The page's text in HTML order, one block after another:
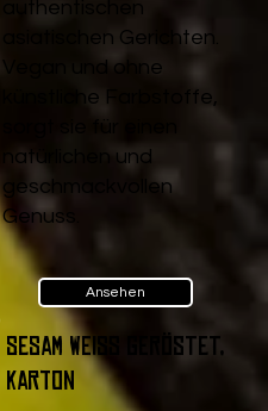
authentischen
asiatischen Gerichten.
Vegan und ohne
künstliche Farbstoffe,
sorgt sie für einen
natürlichen und
geschmackvollen
Genuss.
Ansehen
Sesam weiß geröstet,
Karton